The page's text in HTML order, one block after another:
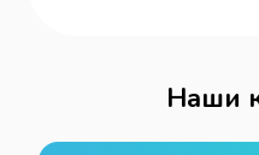
Наши